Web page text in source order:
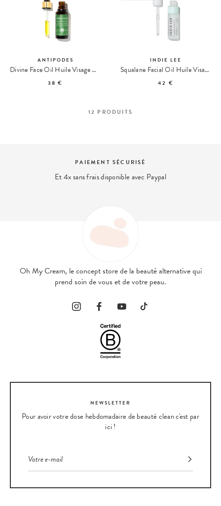
ANTIPODES
Divine Face Oil Huile Visage Rosier Sauvage & Avocat
38 €
INDIE LEE
Squalane Facial Oil Huile Visage de Squalane
42 €
12 PRODUITS
PAIEMENT SÉCURISÉ
Et 4x sans frais disponible avec Paypal
Oh My Cream, le concept store de la beauté alternative qui
prend soin de vous et de votre peau.
NEWSLETTER
Pour avoir votre dose hebdomadaire de beauté clean c'est par
ici !